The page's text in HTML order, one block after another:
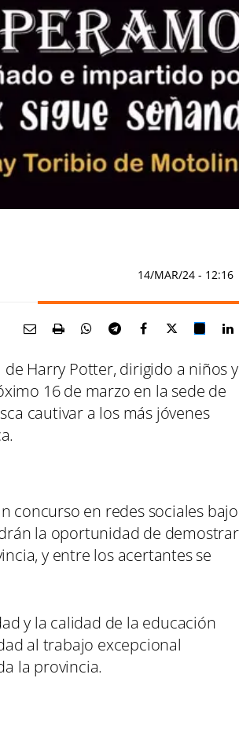
14/MAR/24 - 12:16
Harry Potter, dirigido a niños y
16 de marzo en la sede de
cautivar a los más jóvenes
concurso en redes sociales bajo
la oportunidad de demostrar
y entre los acertantes se
y la calidad de la educación
al trabajo excepcional
la provincia.